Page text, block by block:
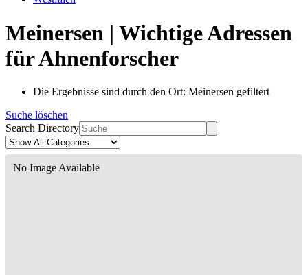
Meinersen | Wichtige Adressen
für Ahnenforscher
Die Ergebnisse sind durch den Ort: Meinersen gefiltert
Suche löschen
Search Directory
No Image Available